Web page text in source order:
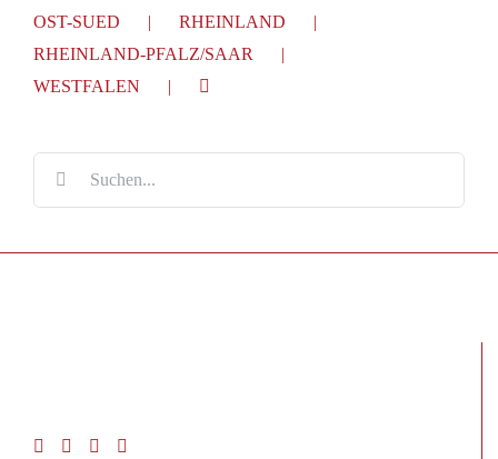
OST-SUED
RHEINLAND
RHEINLAND-PFALZ/SAAR
WESTFALEN
Suche
nach: